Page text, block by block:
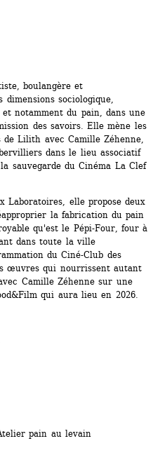
boulangère et
sociologique,
notamment du pain, dans une
des savoirs. Elle mène les
Lilith avec Camille Zéhenne,
dans le lieu associatif
sauvegarde du Cinéma La Clef
Laboratoires, elle propose deux
la fabrication du pain
qu'est le Pépi-Four, four à
dans toute la ville
du Ciné-Club des
œuvres qui nourrissent autant
Camille Zéhenne sur une
qui aura lieu en 2026.
pain au levain